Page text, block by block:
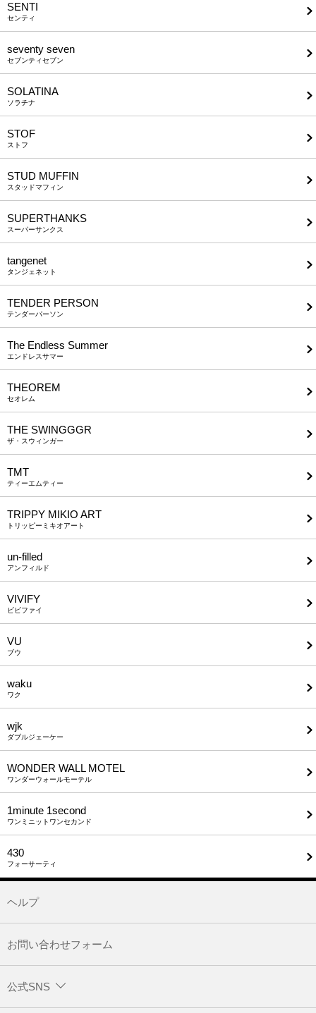
SENTI
センティ
seventy seven
セブンティセブン
SOLATINA
ソラチナ
STOF
ストフ
STUD MUFFIN
スタッドマフィン
SUPERTHANKS
スーパーサンクス
tangenet
タンジェネット
TENDER PERSON
テンダーパーソン
The Endless Summer
エンドレスサマー
THEOREM
セオレム
THE SWINGGGR
ザ・スウィンガー
TMT
ティーエムティー
TRIPPY MIKIO ART
トリッピーミキオアート
un-filled
アンフィルド
VIVIFY
ビビファイ
VU
ブウ
waku
ワク
wjk
ダブルジェーケー
WONDER WALL MOTEL
ワンダーウォールモーテル
1minute​ 1second
ワンミニットワンセカンド
430
フォーサーティ
ヘルプ
お問い合わせフォーム
公式SNS